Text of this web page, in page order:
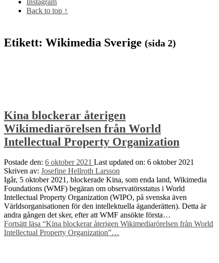
Instagram
Back to top ↑
Etikett: Wikimedia Sverige (sida 2)
Kina blockerar återigen
Wikimediarörelsen från World
Intellectual Property Organization
Postade den: 6 oktober 2021 Last updated on: 6 oktober 2021
Skriven av: Josefine Hellroth Larsson
Igår, 5 oktober 2021, blockerade Kina, som enda land, Wikimedia
Foundations (WMF) begäran om observatörsstatus i World
Intellectual Property Organization (WIPO, på svenska även
Världsorganisationen för den intellektuella äganderätten). Detta är
andra gången det sker, efter att WMF ansökte första…
Fortsätt läsa “Kina blockerar återigen Wikimediarörelsen från World
Intellectual Property Organization”…